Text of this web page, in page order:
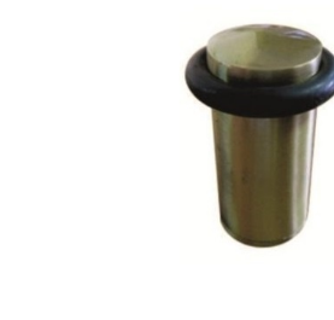
Оформление заказа